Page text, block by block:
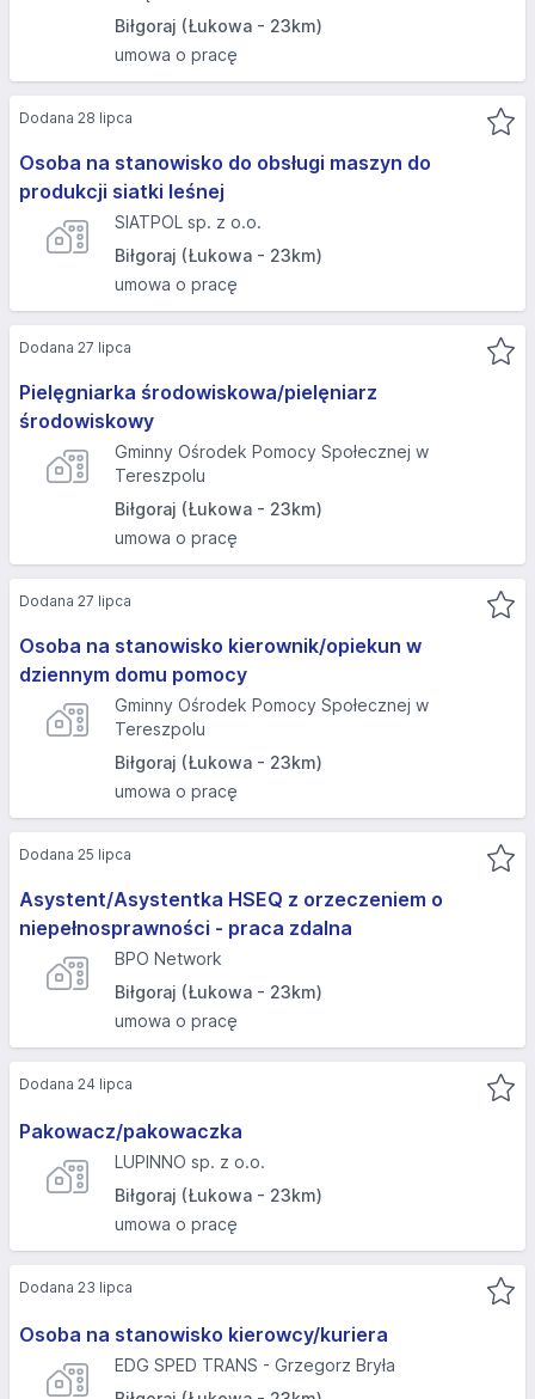
Biłgoraj (Łukowa - 23km)
umowa o pracę
Osoba na stanowisko do obsługi maszyn do
produkcji siatki leśnej
SIATPOL sp. z o.o.
Biłgoraj (Łukowa - 23km)
umowa o pracę
Dodana 28 lipca
Pielęgniarka środowiskowa/pielęniarz
środowiskowy
Gminny Ośrodek Pomocy Społecznej w
Tereszpolu
Biłgoraj (Łukowa - 23km)
umowa o pracę
Dodana 27 lipca
Osoba na stanowisko kierownik/opiekun w
dziennym domu pomocy
Gminny Ośrodek Pomocy Społecznej w
Tereszpolu
Biłgoraj (Łukowa - 23km)
umowa o pracę
Dodana 27 lipca
Asystent/Asystentka HSEQ z orzeczeniem o
niepełnosprawności - praca zdalna
BPO Network
Biłgoraj (Łukowa - 23km)
umowa o pracę
Dodana 25 lipca
Pakowacz/pakowaczka
LUPINNO sp. z o.o.
Biłgoraj (Łukowa - 23km)
umowa o pracę
Dodana 24 lipca
Osoba na stanowisko kierowcy/kuriera
EDG SPED TRANS - Grzegorz Bryła
Dodana 23 lipca